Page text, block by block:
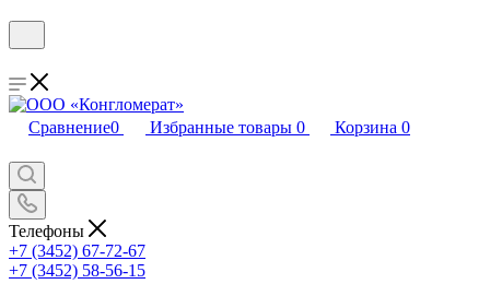
Сравнение0 Избранные товары 0 Корзина 0
Телефоны
+7 (3452) 67-72-67
+7 (3452) 58-56-15